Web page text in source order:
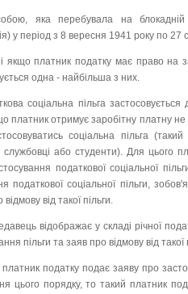
яка перебувала на блокадній
у період з 8 вересня 1941 року по 27
якщо платник податку має право на
одна - найбільша з них.
соціальна пільга
платник отримує заробітну платну
соціальна пільга
службовці або студенти). Для цього
податкової соціальної
податкової соціальної пільги,
від такої пільги.
відображає у складі річної
пільги та заяв про відмову від такої
податку подає заяву про
цього порядку, то такий платник